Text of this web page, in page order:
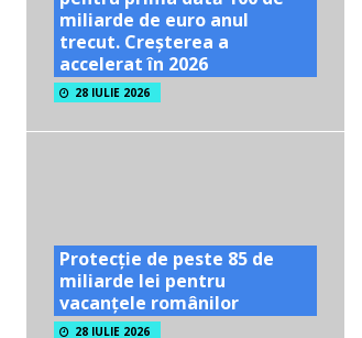
miliarde de euro anul
trecut. Creșterea a
accelerat în 2026
28 IULIE 2026
Protecție de peste 85 de
miliarde lei pentru
vacanțele românilor
28 IULIE 2026